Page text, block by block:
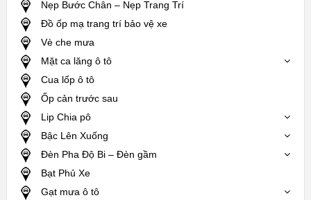
Nẹp Bước Chân – Nẹp Trang Trí
Đồ ốp mạ trang trí bảo vệ xe
Vè che mưa
Mặt ca lăng ô tô
Cua lốp ô tô
Ốp cản trước sau
Lip Chia pô
Bậc Lên Xuống
Đèn Pha Độ Bi – Đèn gầm
Bạt Phủ Xe
Gạt mưa ô tô